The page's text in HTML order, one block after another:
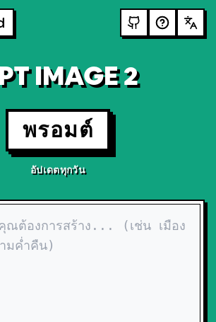
IMAGE 2
พรอมต์
อัปเดตทุกวัน